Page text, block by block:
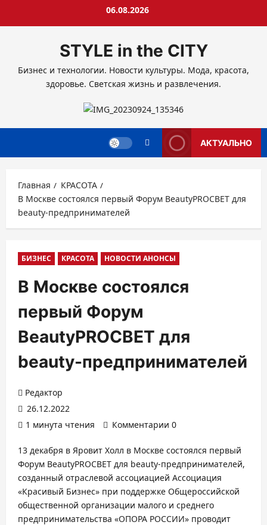
06.08.2026
STYLE in the CITY
Бизнес и технологии. Новости культуры. Мода, красота,
здоровье. Светская жизнь и развлечения.
АКТУАЛЬНО
Главная
КРАСОТА
В Москве состоялся первый Форум BeautyPROCBET для
beauty-предпринимателей
БИЗНЕС КРАСОТА НОВОСТИ АНОНСЫ
В Москве состоялся
первый Форум
BeautyPROCBET для
beauty-предпринимателей
Редактор
26.12.2022
1 минута чтения
Комментарии 0
13 декабря в Яровит Холл в Москве состоялся первый
Форум BeautyPROCBET для beauty-предпринимателей,
созданный отраслевой ассоциацией Ассоциация
«Красивый Бизнес» при поддержке Общероссийской
общественной организации малого и среднего
предпринимательства «ОПОРА РОССИИ» проводит